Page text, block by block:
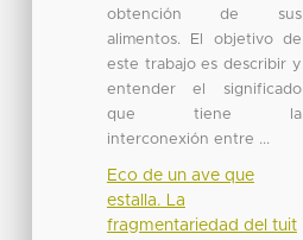
obtención de sus
alimentos. El objetivo de
este trabajo es describir y
entender el significado
que tiene la
interconexión entre ...
Eco de un ave que
estalla. La
fragmentariedad del tuit